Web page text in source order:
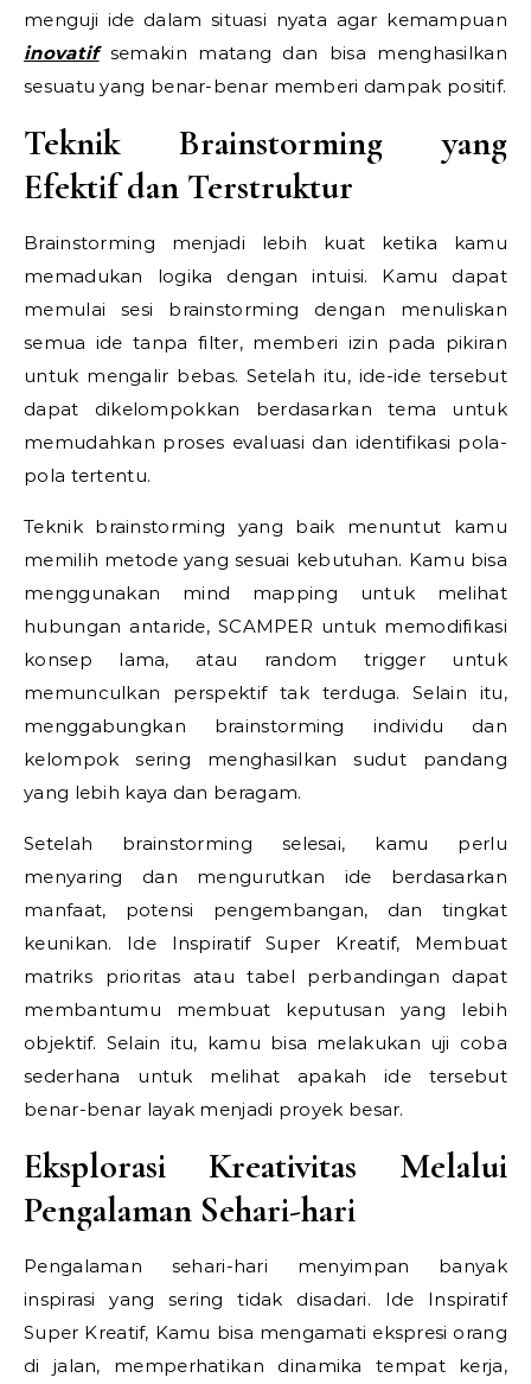
menguji ide dalam situasi nyata agar kemampuan
inovatifsemakin matang dan bisa menghasilkan
sesuatu yang benar-benar memberi dampak positif.
Teknik Brainstorming yang
Efektif dan Terstruktur
Brainstorming menjadi lebih kuat ketika kamu
memadukan logika dengan intuisi. Kamu dapat
memulai sesi brainstorming dengan menuliskan
semua ide tanpa filter, memberi izin pada pikiran
untuk mengalir bebas. Setelah itu, ide-ide tersebut
dapat dikelompokkan berdasarkan tema untuk
memudahkan proses evaluasi dan identifikasi pola-
pola tertentu.
Teknik brainstorming yang baik menuntut kamu
memilih metode yang sesuai kebutuhan. Kamu bisa
menggunakan mind mapping untuk melihat
hubungan antaride, SCAMPER untuk memodifikasi
konsep lama, atau random trigger untuk
memunculkan perspektif tak terduga. Selain itu,
menggabungkan brainstorming individu dan
kelompok sering menghasilkan sudut pandang
yang lebih kaya dan beragam.
Setelah brainstorming selesai, kamu perlu
menyaring dan mengurutkan ide berdasarkan
manfaat, potensi pengembangan, dan tingkat
keunikan. Ide Inspiratif Super Kreatif, Membuat
matriks prioritas atau tabel perbandingan dapat
membantumu membuat keputusan yang lebih
objektif. Selain itu, kamu bisa melakukan uji coba
sederhana untuk melihat apakah ide tersebut
benar-benar layak menjadi proyek besar.
Eksplorasi Kreativitas Melalui
Pengalaman Sehari-hari
Pengalaman sehari-hari menyimpan banyak
inspirasi yang sering tidak disadari. Ide Inspiratif
Super Kreatif, Kamu bisa mengamati ekspresi orang
di jalan, memperhatikan dinamika tempat kerja,